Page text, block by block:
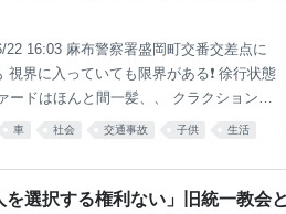
16:03 麻布警察署盛岡町交番交差点に
界に入っていても限界がある❗️ 徐行状態
ドはほんと間一髪、、 クラクションも
コーダー pic.x.com/57xR5H56Ge 2026-
車 社会 交通事故 子供 生活
を選択する権利ない」旧統一教会